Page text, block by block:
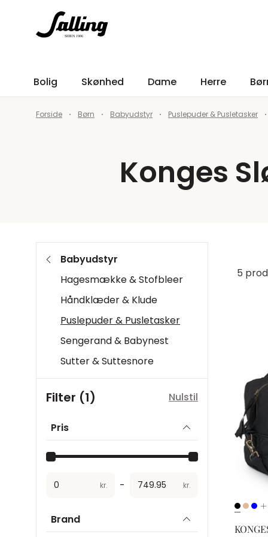
Bolig Skønhed Dame Herre
Forside Børn Babyudstyr Puslepuder & Pusletasker
Konges
Babyudstyr
Hagesmække & Stofbleer
Håndklæder & Klude
Puslepuder & Pusletasker
Sengerand & Babynest
Sutter & Suttesnore
Filter (1) Nulstil
Pris
kr. - kr.
Brand
5